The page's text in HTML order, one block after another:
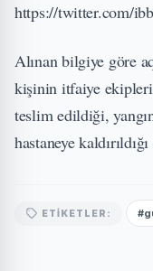
https://twitter.com/
Alınan bilgiye göre
kişinin itfaiye
teslim edildiği,
hastaneye
ETIKETLER: